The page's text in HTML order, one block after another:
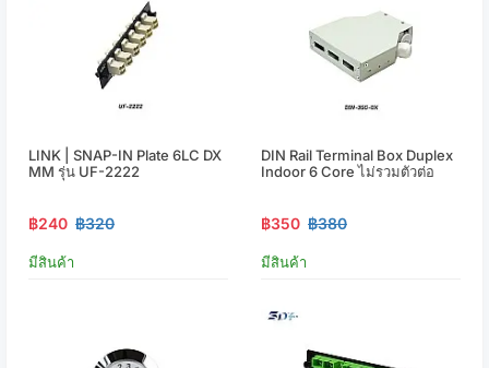
LINK | SNAP-IN Plate 6LC DX
MM รุ่น UF-2222
฿240 ฿320
มีสินค้า
DIN Rail Terminal Box Duplex
Indoor 6 Core ไม่รวมตัวต่อ
฿350 ฿380
มีสินค้า